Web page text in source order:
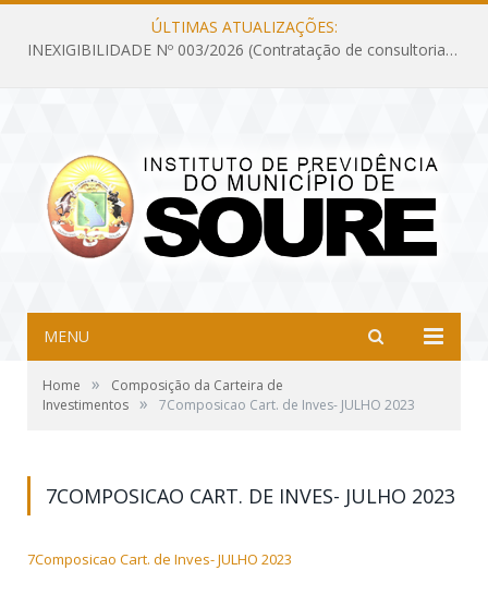
ÚLTIMAS ATUALIZAÇÕES:
INEXIGIBILIDADE Nº 003/2026 (Contratação de consultoria previdenciária com finalidade de obtenção do CRP, confecção dos demonstrativos previdenciários DAIR, DIPR e DPIN, preparar e alimentar o CADPREV, em atendimento às demandas do Instituto de Previdência dos Servidores do Município de Soure – IPSMS, por um período de 10 (dez) meses)
MENU
Home »
Composição da Carteira de
Investimentos » 7Composicao Cart. de Inves- JULHO 2023
7COMPOSICAO CART. DE INVES- JULHO 2023
7Composicao Cart. de Inves- JULHO 2023